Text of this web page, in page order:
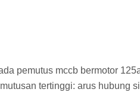
pemutus mccb bermotor
tertinggi: arus hubung